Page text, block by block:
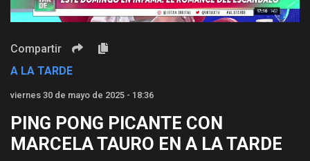
Compartir
A LA TARDE
viernes 30 de mayo de 2025 - 18:36
PING PONG PICANTE CON
MARCELA TAURO EN A LA TARDE